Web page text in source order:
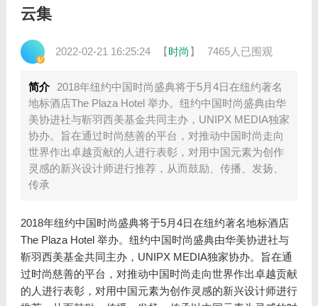
云集
2022-02-21 16:25:24 【时尚 】 7465人已围观
简介
2018年纽约中国时尚盛典将于5月4日在纽约著名
地标酒店The Plaza Hotel 举办。纽约中国时尚盛典由华
美协进社与靳羽西美基金共同主办，UNIPX MEDIA独家
协办。旨在通过时尚慈善的平台，对推动中国时尚走向
世界作出卓越贡献的人进行表彰，对用中国元素为创作
灵感的新兴设计师进行推荐，从而鼓励、传播、发扬、
传承
2018年纽约中国时尚盛典将于5月4日在纽约著名地标酒店
The Plaza Hotel 举办。纽约中国时尚盛典由华美协进社与
靳羽西美基金共同主办，UNIPX MEDIA独家协办。旨在通
过时尚慈善的平台，对推动中国时尚走向世界作出卓越贡献
的人进行表彰，对用中国元素为创作灵感的新兴设计师进行